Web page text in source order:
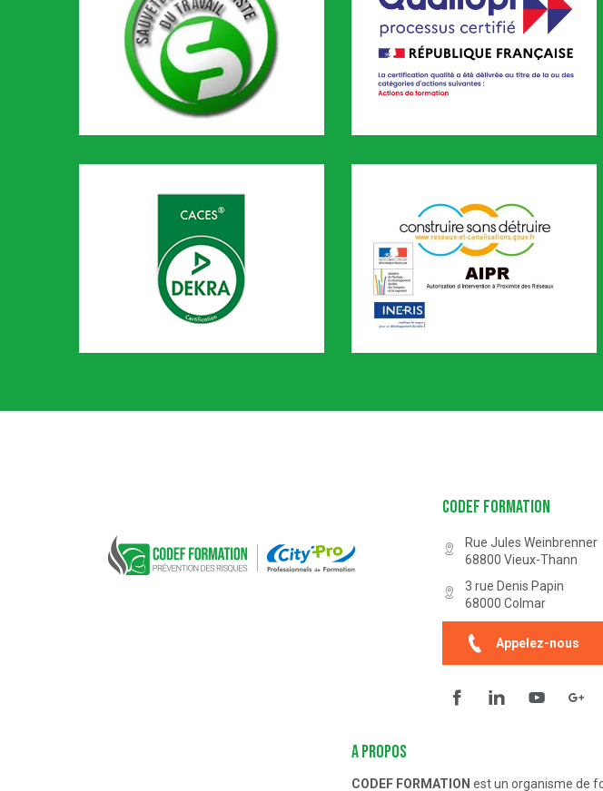
SST Qualiopi
CODEF FORMATION est certifié
CACES AIPR
Codef Formation
Rue Jules Weinbrenner
68800 Vieux-Thann
3 rue Denis Papin
68000 Colmar
Appelez-nous
FacebookLinkedinYouTube
A PROPOS
CODEF FORMATION est un organisme de